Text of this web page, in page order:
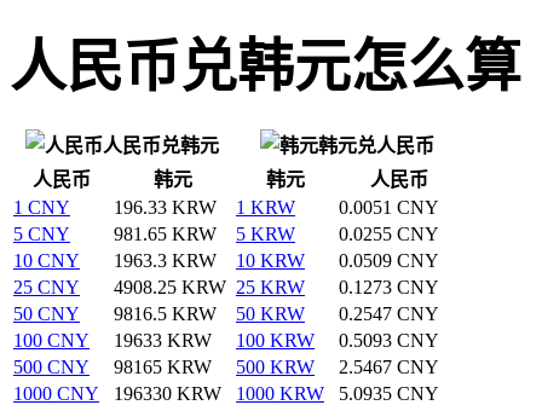
人民币兑韩元怎么算
人民币兑韩元
韩元兑人民币
人民币
韩元 韩元
人民币
1 CNY
196.33 KRW 1 KRW
0.0051 CNY
5 CNY
981.65 KRW 5 KRW
0.0255 CNY
10 CNY
1963.3 KRW 10 KRW
0.0509 CNY
25 CNY
4908.25 KRW 25 KRW
0.1273 CNY
50 CNY
9816.5 KRW 50 KRW
0.2547 CNY
100 CNY
19633 KRW 100 KRW
0.5093 CNY
500 CNY
98165 KRW 500 KRW
2.5467 CNY
1000 CNY
196330 KRW 1000 KRW
5.0935 CNY